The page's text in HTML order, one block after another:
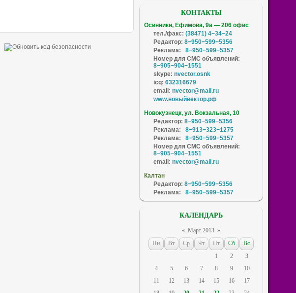
КОНТАКТЫ
Осинники, Ефимова, 9а — 206 офис
тел./факс: (38471) 4−34−24
Редактор: 8−950−599−5356
Реклама:
8−950−599−5357
Номер для СМС объявлений:
8−905−904−1551
skype: nvector.osnk
icq: 632316679
email: nvector@mail.ru
www.новыйвектор.рф
Новокузнецк, ул. Вокзальная, 10
Редактор: 8−950−599−5356
Реклама:
8−913−323−1275
Реклама:
8−950−599−5357
Номер для СМС объявлений:
8−905−904−1551
email: nvector@mail.ru
Калтан
Редактор: 8−950−599−5356
Реклама:
8−950−599−5357
КАЛЕНДАРЬ
« Март 2013 »
Пн
Вт Ср Чт Пт Сб
Вс
1
2
3
4
5 6 7 8 9
10
11
12 13 14 15 16
17